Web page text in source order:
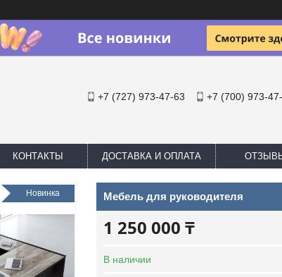
+7 (727) 973-47-63 +7 (700) 973-
КОНТАКТЫ ДОСТАВКА И ОПЛАТА
Новинка Мебель для руководителя
1 250 000 ₸
В наличии